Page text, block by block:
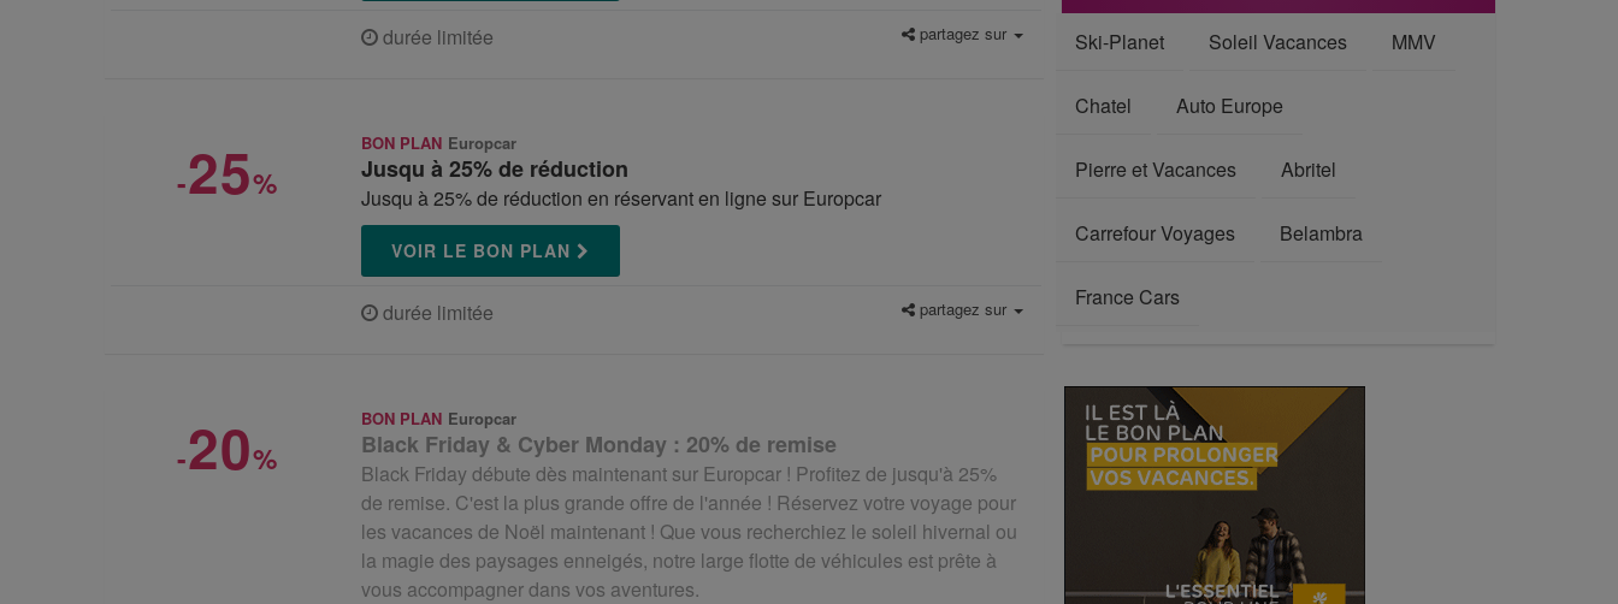
durée limitée partagez sur
-25%
BON PLAN Europcar
Jusqu à 25% de réduction
Jusqu à 25% de réduction en réservant en ligne sur Europcar
VOIR LE BON PLAN
durée limitée partagez sur
-20%
BON PLAN Europcar
Black Friday & Cyber Monday : 20% de remise
Black Friday débute dès maintenant sur Europcar ! Profitez de jusqu'à 25%
de remise. C'est la plus grande offre de l'année ! Réservez votre voyage pour
les vacances de Noël maintenant ! Que vous recherchiez le soleil hivernal ou
la magie des paysages enneigés, notre large flotte de véhicules est prête à
vous accompagner dans vos aventures.
Ski-Planet Soleil Vacances MMV
Chatel Auto Europe
Pierre et Vacances Abritel
Carrefour Voyages Belambra
France Cars